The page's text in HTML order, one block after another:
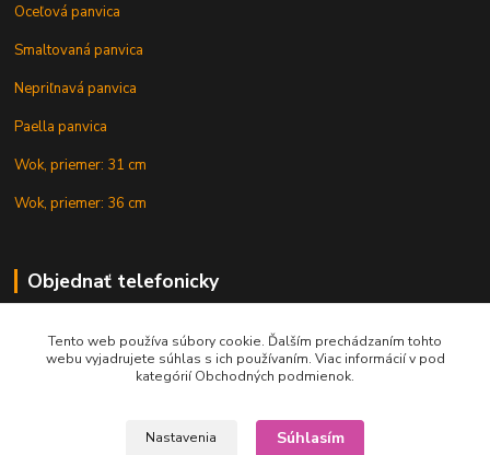
Oceľová panvica
Smaltovaná panvica
Nepriľnavá panvica
Paella panvica
Wok, priemer: 31 cm
Wok, priemer: 36 cm
Objednať telefonicky
+421 902 212 007
Tento web používa súbory cookie. Ďalším prechádzaním tohto
webu vyjadrujete súhlas s ich používaním. Viac informácií v pod
kategórií Obchodných podmienok.
Nastavenia Súhlasím